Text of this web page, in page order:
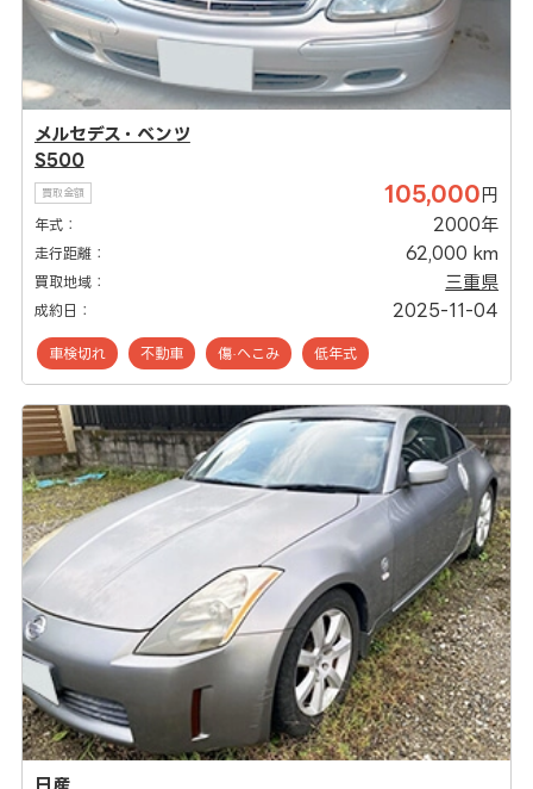
メルセデス・ベンツ
S500
買取金額 105,000 円
年式： 2000年
走行距離： 62,000 km
買取地域： 三重県
成約日： 2025-11-04
車検切れ 不動車 傷·へこみ 低年式